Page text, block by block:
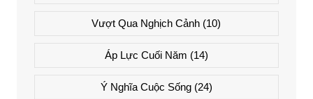
Vượt Qua Nghịch Cảnh (10)
Áp Lực Cuối Năm (14)
Ý Nghĩa Cuộc Sống(24)